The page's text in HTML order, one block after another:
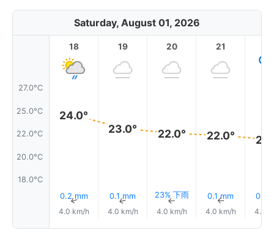
Saturday, August 01, 2026
27.0°C
25.0°C
22.0°C
20.0°C
18.0°C
18
24.0°
0.2 mm
↑
4.0 km/h
19
23.0°
0.1 mm
↑
4.0 km/h
20
22.0°
23% 下雨
↑
4.0 km/h
21
22.0°
0.1 mm
↑
4.0 km/h
0.4
4.0